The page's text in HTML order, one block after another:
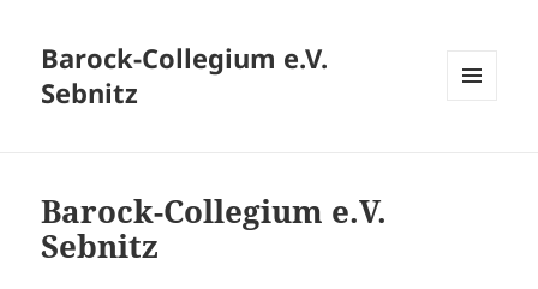
Barock-Collegium e.V.
Sebnitz
Barock-Collegium e.V.
Sebnitz